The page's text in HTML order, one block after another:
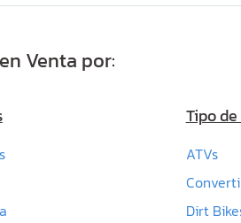
Venta por:
Tipo
ATVs
Dirt